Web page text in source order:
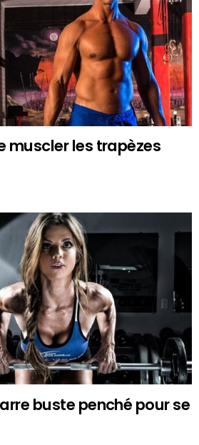
muscler les trapèzes
buste penché pour se